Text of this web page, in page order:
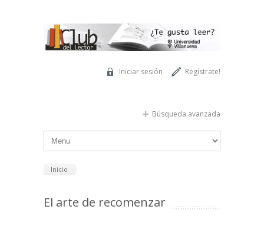
Regístrate!
Iniciar sesión
Búsqueda avanzada
Inicio
El arte de recomenzar